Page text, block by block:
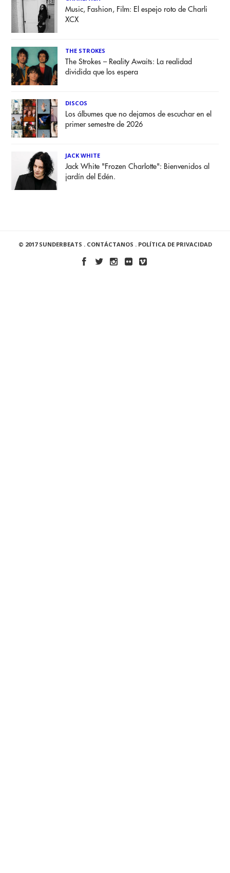
Music, Fashion, Film: El espejo roto de Charli
XCX
THE STROKES
The Strokes – Reality Awaits: La realidad
dividida que los espera
DISCOS
Los álbumes que no dejamos de escuchar en el
primer semestre de 2026
JACK WHITE
Jack White "Frozen Charlotte": Bienvenidos al
jardín del Edén.
© 2017 SUNDERBEATS . CONTÁCTANOS . POLÍTICA DE PRIVACIDAD